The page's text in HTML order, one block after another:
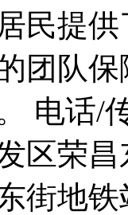
民提
团队
电话/
区荣
街地